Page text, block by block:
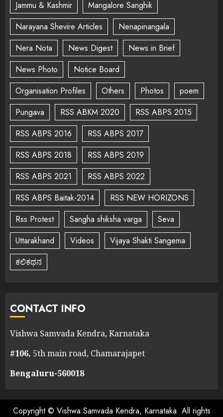
Jammu & Kashmir
Mangalore Sanghik
Narayana Shevire Articles
Nenapinangala
Nera Nota
News Digest
News in Brief
News Photo
Notice Board
Organisation Profiles
Others Photos
poem
Pungava
RSS ABKM 2020
RSS ABPS 2015
RSS ABPS 2016
RSS ABPS 2017
RSS ABPS 2018
RSS ABPS 2019
RSS ABPS 2021
RSS ABPS 2022
RSS ABPS Baitak-2014
RSS NEW HORIZONS
Rss Protest
Sangha shiksha varga
Seva
Uttarakhand
Videos
Vijaya Shakti Sangema
ಕಲಿಕಥನ
CONTACT INFO
Vishwa Samvada Kendra, Karnataka
#106, 5th main road, Chamarajapet
Bengaluru-560018
Copyright © Vishwa Samvada Kendra, Karnataka. All rights